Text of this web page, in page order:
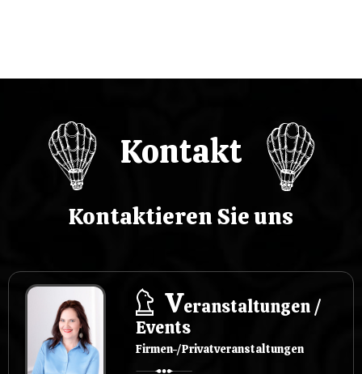
p
Kontakt
Kontaktieren Sie uns
Veranstaltungen /
Events
Firmen-/Privatveranstaltungen